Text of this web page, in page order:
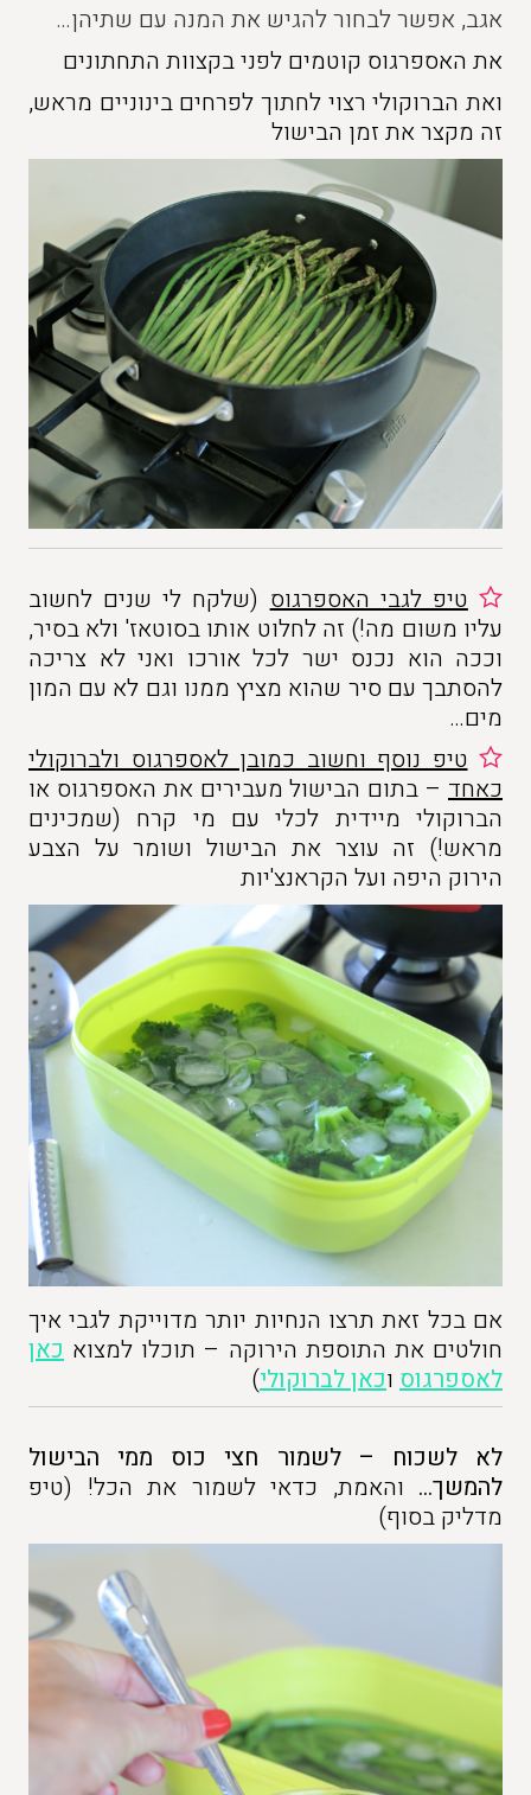
אגב, אפשר לבחור להגיש את המנה עם שתיהן…
את האספרגוס קוטמים לפני בקצוות התחתונים
ואת הברוקולי רצוי לחתוך לפרחים בינוניים מראש,
זה מקצר את זמן הבישול
טיפ לגבי האספרגוס (שלקח לי שנים לחשוב
עליו משום מה!) זה לחלוט אותו בסוטאז' ולא בסיר,
וככה הוא נכנס ישר לכל אורכו ואני לא צריכה
להסתבך עם סיר שהוא מציץ ממנו וגם לא עם המון
מים…
טיפ נוסף וחשוב כמובן לאספרגוס ולברוקולי
כאחד – בתום הבישול מעבירים את האספרגוס או
הברוקולי מיידית לכלי עם מי קרח (שמכינים
מראש!) זה עוצר את הבישול ושומר על הצבע
הירוק היפה ועל הקראנצ'יות
אם בכל זאת תרצו הנחיות יותר מדוייקת לגבי איך
חולטים את התוספת הירוקה – תוכלו למצוא כאן
לאספרגוס וכאן לברוקולי)
לא לשכוח – לשמור חצי כוס ממי הבישול
להמשך… והאמת, כדאי לשמור את הכל! (טיפ
מדליק בסוף)